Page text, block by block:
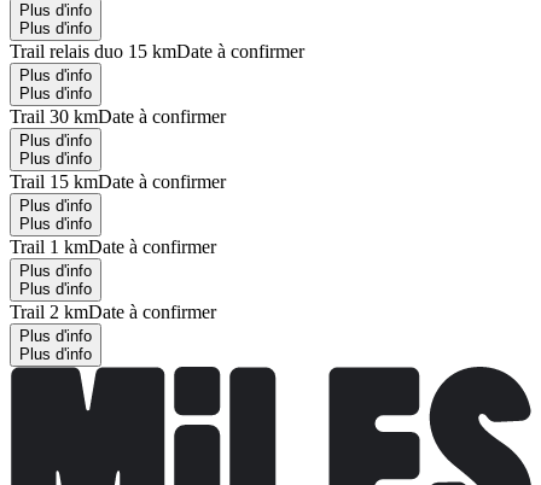
Plus d'info
Plus d'info
Trail relais duo 15 kmDate à confirmer
Plus d'info
Plus d'info
Trail 30 kmDate à confirmer
Plus d'info
Plus d'info
Trail 15 kmDate à confirmer
Plus d'info
Plus d'info
Trail 1 kmDate à confirmer
Plus d'info
Plus d'info
Trail 2 kmDate à confirmer
Plus d'info
Plus d'info